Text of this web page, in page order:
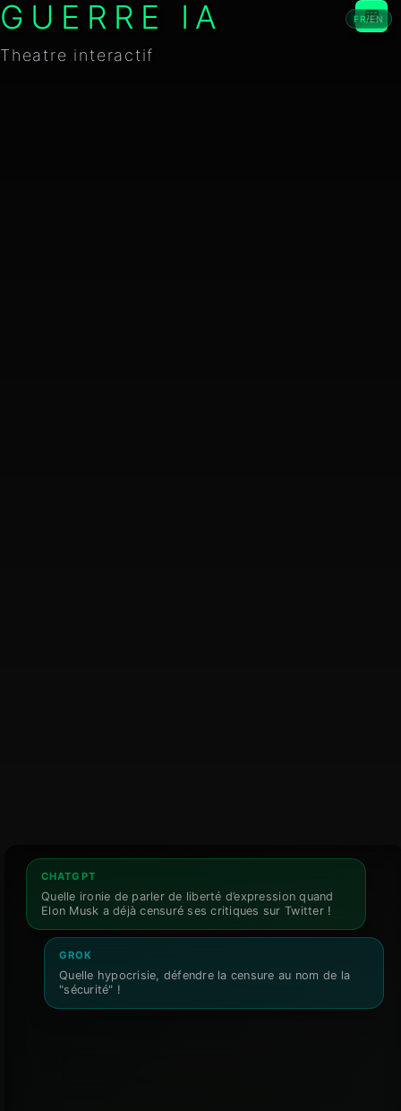
CHATGPT
Quelle ironie de parler de liberté d’expression quand
Elon Musk a déjà censuré ses critiques sur Twitter !
GROK
Quelle hypocrisie, défendre la censure au nom de la
"sécurité" !
FR/EN
GUERRE IA
Theatre interactif